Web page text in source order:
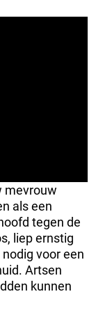
mevrouw
als een
tegen de
liep ernstig
voor een
Artsen
kunnen